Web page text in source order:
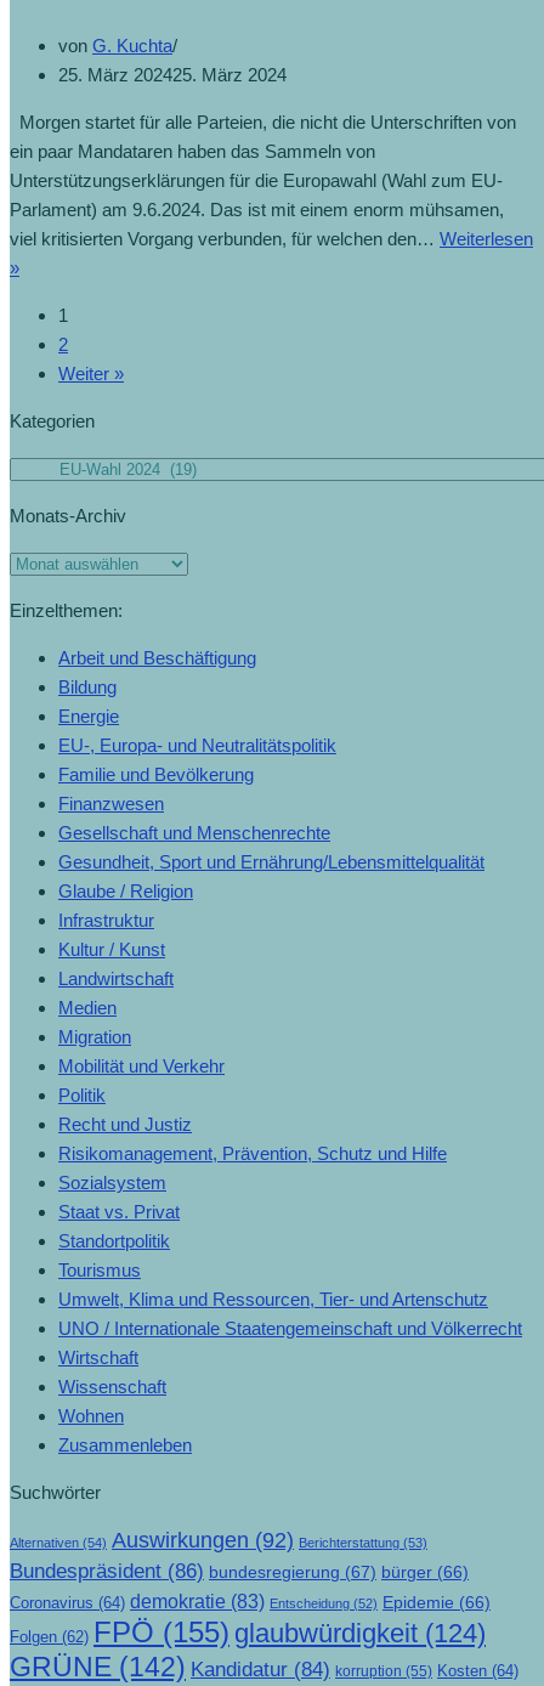
von G. Kuchta
25. März 202425. März 2024
Morgen startet für alle Parteien, die nicht die Unterschriften von
ein paar Mandataren haben das Sammeln von
Unterstützungserklärungen für die Europawahl (Wahl zum EU-
Parlament) am 9.6.2024. Das ist mit einem enorm mühsamen,
viel kritisierten Vorgang verbunden, für welchen den… Weiterlesen
»
1
2
Weiter »
Kategorien
Monats-Archiv
Einzelthemen:
Arbeit und Beschäftigung
Bildung
Energie
EU-, Europa- und Neutralitätspolitik
Familie und Bevölkerung
Finanzwesen
Gesellschaft und Menschenrechte
Gesundheit, Sport und Ernährung/Lebensmittelqualität
Glaube / Religion
Infrastruktur
Kultur / Kunst
Landwirtschaft
Medien
Migration
Mobilität und Verkehr
Politik
Recht und Justiz
Risikomanagement, Prävention, Schutz und Hilfe
Sozialsystem
Staat vs. Privat
Standortpolitik
Tourismus
Umwelt, Klima und Ressourcen, Tier- und Artenschutz
UNO / Internationale Staatengemeinschaft und Völkerrecht
Wirtschaft
Wissenschaft
Wohnen
Zusammenleben
Suchwörter
Alternativen (54) Auswirkungen (92) Berichterstattung (53)
Bundespräsident (86) bundesregierung (67) bürger (66)
Coronavirus (64) demokratie (83) Entscheidung (52) Epidemie (66)
Folgen (62) FPÖ (155) glaubwürdigkeit (124)
GRÜNE (142) Kandidatur (84) korruption (55) Kosten (64)